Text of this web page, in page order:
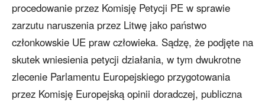
procedowanie przez Komisję Petycji PE w sprawie
zarzutu naruszenia przez Litwę jako państwo
członkowskie UE praw człowieka. Sądzę, że podjęte na
skutek wniesienia petycji działania, w tym dwukrotne
zlecenie Parlamentu Europejskiego przygotowania
przez Komisję Europejską opinii doradczej, publiczna